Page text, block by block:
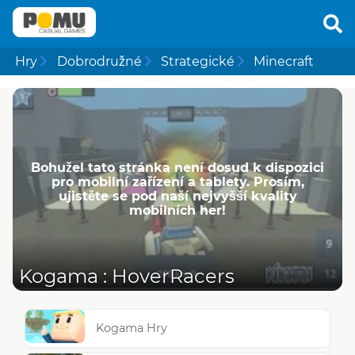
Hry Dobrodružné Strategické Minecraft
Bohužel tato stránka není dosud k dispozici
pro mobilní zařízení a tablety. Prosím,
ujistěte se pod naší nejvyšší kvality
mobilních her!
Kogama : HoverRacers
Kogama Hry